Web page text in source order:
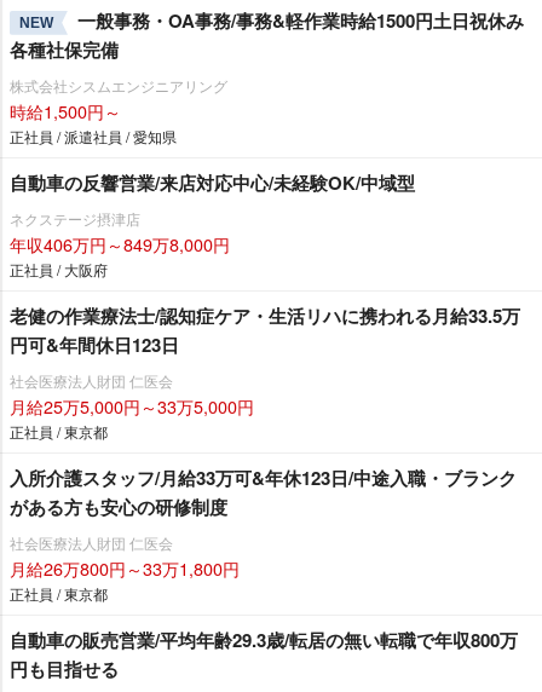
NEW
一般事務・OA事務/事務&軽作業時給1500円土日祝休み
各種社保完備
株式会社シスムエンジニアリング
時給1,500円～
正社員 / 派遣社員 / 愛知県
自動車の反響営業/来店対応中心/未経験OK/中域型
ネクステージ摂津店
年収406万円～849万8,000円
正社員 / 大阪府
老健の作業療法士/認知症ケア・生活リハに携われる月給33.5万
円可&年間休日123日
社会医療法人財団 仁医会
月給25万5,000円～33万5,000円
正社員 / 東京都
入所介護スタッフ/月給33万可&年休123日/中途入職・ブランク
がある方も安心の研修制度
社会医療法人財団 仁医会
月給26万800円～33万1,800円
正社員 / 東京都
自動車の販売営業/平均年齢29.3歳/転居の無い転職で年収800万
円も目指せる